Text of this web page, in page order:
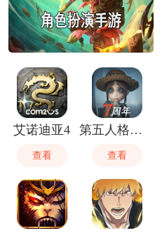
艾诺迪亚4
查看
第五人格渠道服华为版
查看